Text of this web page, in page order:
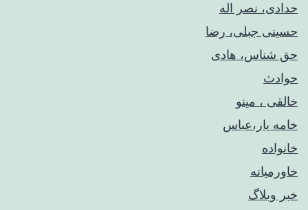
حدادی، نصر اله
حسینی جبلی، رضا
حق شناس، هادی
حوادث
خالقی ، مینو
خامه یار،عباس
خانواده
خاورمیانه
خبر وبلاگ